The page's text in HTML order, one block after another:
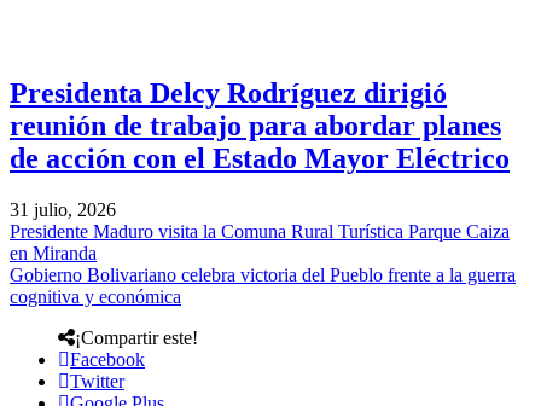
Presidenta Delcy Rodríguez dirigió
reunión de trabajo para abordar planes
de acción con el Estado Mayor Eléctrico
31 julio, 2026
Presidente Maduro visita la Comuna Rural Turística Parque Caiza
en Miranda
Gobierno Bolivariano celebra victoria del Pueblo frente a la guerra
cognitiva y económica
¡Compartir este!
Facebook
Twitter